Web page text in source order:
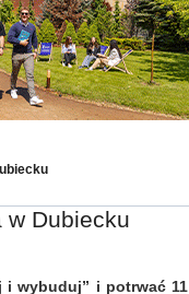
w Dubiecku
i wybuduj” i potrwać 11